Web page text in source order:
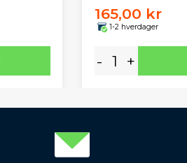
165,00 kr
1-2 hverdager
- +